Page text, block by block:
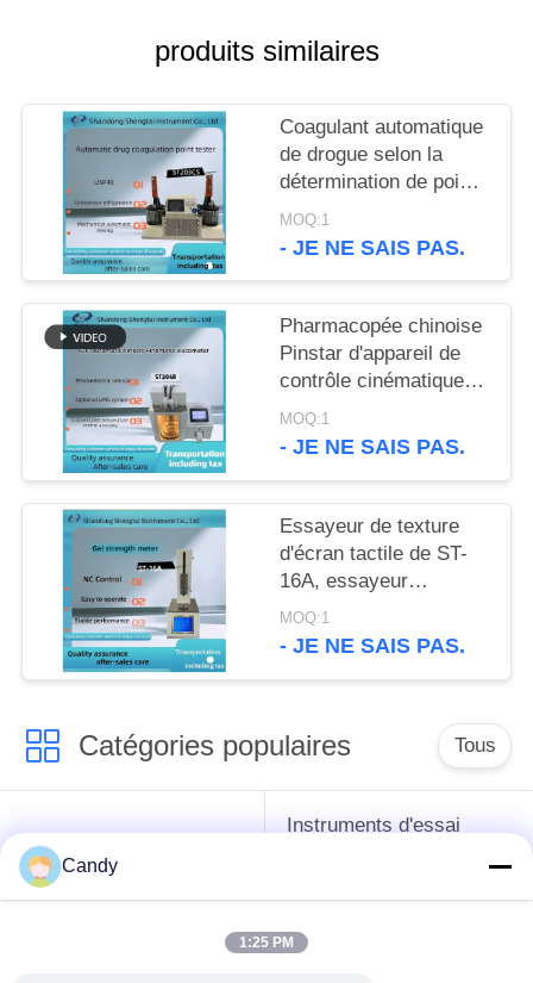
produits similaires
Coagulant automatique
de drogue selon la
détermination de point
de congélation USP40
651
MOQ:1
- JE NE SAIS PAS.
Pharmacopée chinoise
Pinstar d'appareil de
contrôle cinématique
automatique de
viscosité de ST204B
MOQ:1
- JE NE SAIS PAS.
Essayeur de texture
d'écran tactile de ST-
16A, essayeur
médicinal de
concentration de
MOQ:1
- JE NE SAIS PAS.
Catégories populaires Tous
instruments de essai
de pétrole
Instruments d'essai
graisse
Candy
1:25 PM